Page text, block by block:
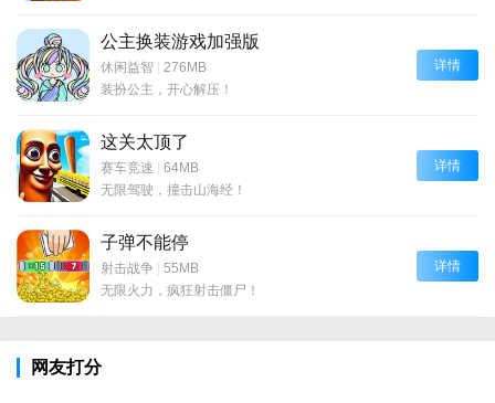
公主换装游戏加强版
休闲益智 | 276MB
装扮公主，开心解压！
详情
这关太顶了
赛车竞速 | 64MB
无限驾驶，撞击山海经！
详情
子弹不能停
射击战争 | 55MB
无限火力，疯狂射击僵尸！
详情
网友打分